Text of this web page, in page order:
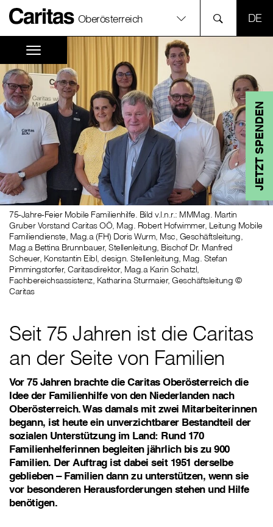
Oberösterreich
JETZT SPENDEN
75-Jahre-Feier Mobile Familienhilfe. Bild v.l.n.r.: MMMag. Martin
Gruber Vorstand Caritas OÖ, Mag. Robert Hofwimmer, Leitung Mobile
Familiendienste, Mag.a (FH) Doris Wurm, Msc, Geschäftsleitung,
Mag.a Bettina Brunnbauer, Stellenleitung, Bischof Dr. Manfred
Scheuer, Konstantin Eibl, design. Stellenleitung, Mag. Stefan
Pimmingstorfer, Caritasdirektor, Mag.a Karin Schatzl,
Fachbereichsassistenz, Katharina Sturmaier, Geschäftsleitung ©
Caritas
Seit 75 Jahren ist die Caritas
an der Seite von Familien
Vor 75 Jahren brachte die Caritas Oberösterreich die
Idee der Familienhilfe von den Niederlanden nach
Oberösterreich. Was damals mit zwei Mitarbeiterinnen
begann, ist heute ein unverzichtbarer Bestandteil der
sozialen Unterstützung im Land: Rund 170
Familienhelferinnen begleiten jährlich bis zu 900
Familien. Der Auftrag ist dabei seit 1951 derselbe
geblieben – Familien dann zu unterstützen, wenn sie
vor besonderen Herausforderungen stehen und Hilfe
benötigen.